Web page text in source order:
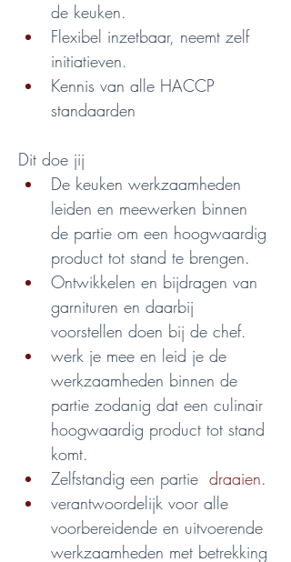
de keuken.
Flexibel inzetbaar, neemt zelf
initiatieven.
Kennis van alle HACCP
standaarden
Dit doe jij
De keuken werkzaamheden
leiden en meewerken binnen
de partie om een hoogwaardig
product tot stand te brengen.
Ontwikkelen en bijdragen van
garnituren en daarbij
voorstellen doen bij de chef.
werk je mee en leid je de
werkzaamheden binnen de
partie zodanig dat een culinair
hoogwaardig product tot stand
komt.
Zelfstandig een partie draaien.
verantwoordelijk voor alle
voorbereidende en uitvoerende
werkzaamheden met betrekking